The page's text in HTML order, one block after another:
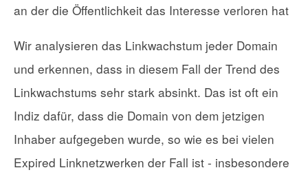
an der die Öffentlichkeit das Interesse verloren hat
Wir analysieren das Linkwachstum jeder Domain
und erkennen, dass in diesem Fall der Trend des
Linkwachstums sehr stark absinkt. Das ist oft ein
Indiz dafür, dass die Domain von dem jetzigen
Inhaber aufgegeben wurde, so wie es bei vielen
Expired Linknetzwerken der Fall ist - insbesondere